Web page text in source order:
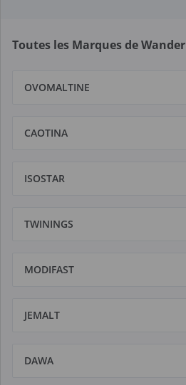
Toutes les Marques de Wander
OVOMALTINE
CAOTINA
ISOSTAR
TWININGS
MODIFAST
JEMALT
DAWA